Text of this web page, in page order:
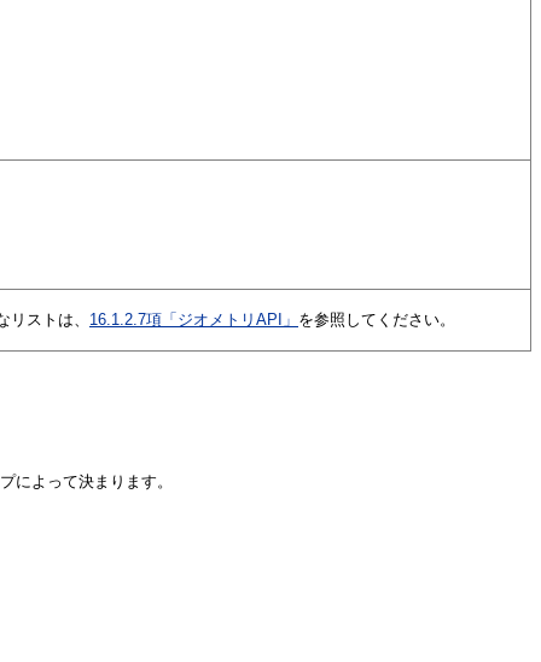
ストは、 16.1.2.7項「ジオメトリAPI」 を参照してください。
によって決まります。